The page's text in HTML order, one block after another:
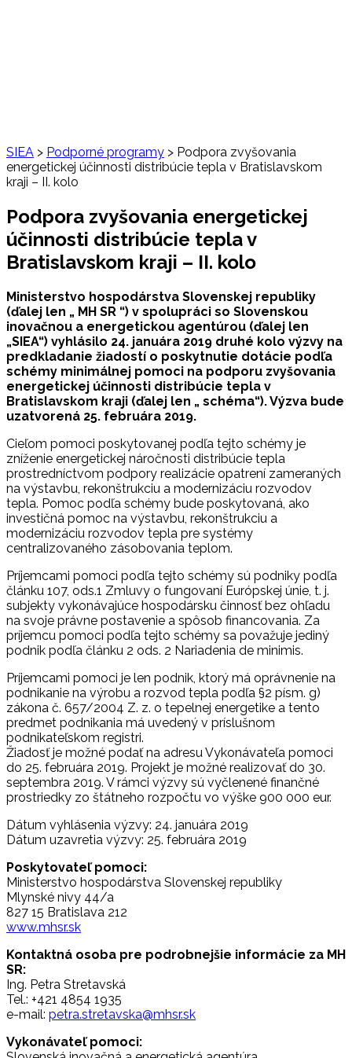
SIEA > Podporné programy > Podpora zvyšovania
energetickej účinnosti distribúcie tepla v Bratislavskom
kraji – II. kolo
Podpora zvyšovania energetickej
účinnosti distribúcie tepla v
Bratislavskom kraji – II. kolo
Ministerstvo hospodárstva Slovenskej republiky
(ďalej len „ MH SR “) v spolupráci so Slovenskou
inovačnou a energetickou agentúrou (ďalej len
„SIEA“) vyhlásilo 24. januára 2019 druhé kolo výzvy na
predkladanie žiadostí o poskytnutie dotácie podľa
schémy minimálnej pomoci na podporu zvyšovania
energetickej účinnosti distribúcie tepla v
Bratislavskom kraji (ďalej len „ schéma“). Výzva bude
uzatvorená 25. februára 2019.
Cieľom pomoci poskytovanej podľa tejto schémy je
zníženie energetickej náročnosti distribúcie tepla
prostredníctvom podpory realizácie opatrení zameraných
na výstavbu, rekonštrukciu a modernizáciu rozvodov
tepla. Pomoc podľa schémy bude poskytovaná, ako
investičná pomoc na výstavbu, rekonštrukciu a
modernizáciu rozvodov tepla pre systémy
centralizovaného zásobovania teplom.
Príjemcami pomoci podľa tejto schémy sú podniky podľa
článku 107, ods.1 Zmluvy o fungovaní Európskej únie, t. j.
subjekty vykonávajúce hospodársku činnosť bez ohľadu
na svoje právne postavenie a spôsob financovania. Za
príjemcu pomoci podľa tejto schémy sa považuje jediný
podnik podľa článku 2 ods. 2 Nariadenia de minimis.
Príjemcami pomoci je len podnik, ktorý má oprávnenie na
podnikanie na výrobu a rozvod tepla podľa §2 písm. g)
zákona č. 657/2004 Z. z. o tepelnej energetike a tento
predmet podnikania má uvedený v príslušnom
podnikateľskom registri.
Žiadosť je možné podať na adresu Vykonávateľa pomoci
do 25. februára 2019. Projekt je možné realizovať do 30.
septembra 2019. V rámci výzvy sú vyčlenené finančné
prostriedky zo štátneho rozpočtu vo výške 900 000 eur.
Dátum vyhlásenia výzvy: 24. januára 2019
Dátum uzavretia výzvy: 25. februára 2019
Poskytovateľ pomoci:
Ministerstvo hospodárstva Slovenskej republiky
Mlynské nivy 44/a
827 15 Bratislava 212
www.mhsr.sk
Kontaktná osoba pre podrobnejšie informácie za MH
SR:
Ing. Petra Stretavská
Tel.: +421 4854 1935
e-mail: petra.stretavska@mhsr.sk
Vykonávateľ pomoci: